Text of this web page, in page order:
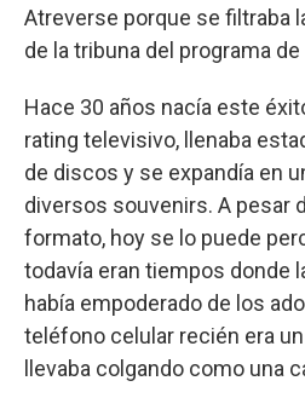
Atreverse porque se filtraba
de la tribuna del programa
Hace 30 años nacía este
rating televisivo, llenaba
de discos y se expandía en
diversos souvenirs. A pesar
formato, hoy se lo puede
todavía eran tiempos donde
había empoderado de los
teléfono celular recién era
llevaba colgando como una